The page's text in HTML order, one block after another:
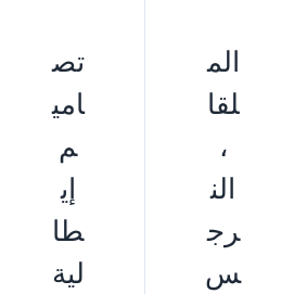
الم
لقا
،
الن
رج
س
تص
امي
م
إي
طا
لية